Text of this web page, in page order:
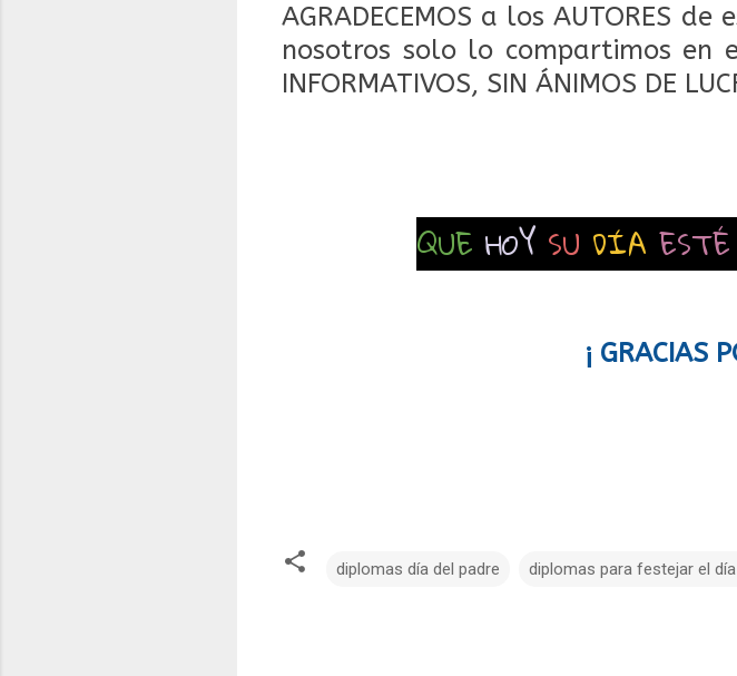
AGRADECEMOS a los AUTORES de
nosotros solo lo compartimos en
INFORMATIVOS, SIN ÁNIMOS DE
QUE HOY SU DÍA ESTÉ
¡ GRACIAS
diplomas día del padre diplomas para festejar el